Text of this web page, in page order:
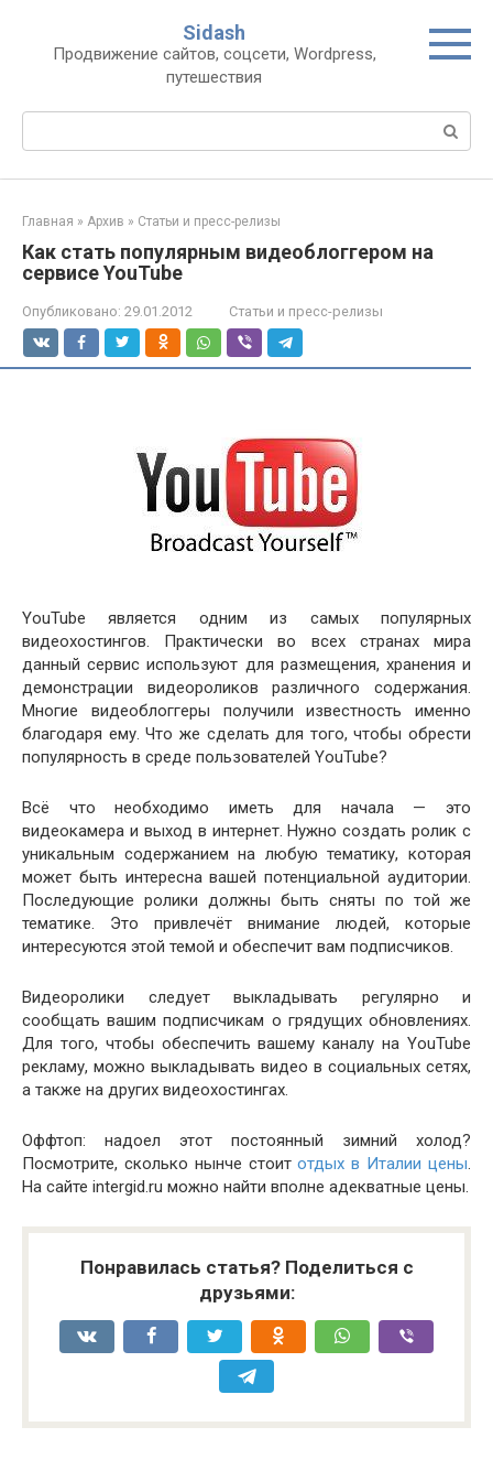
контенту
Sidash
Продвижение сайтов, соцсети, Wordpress,
путешествия
Главная » Архив » Статьи и пресс-релизы
Как стать популярным видеоблоггером на
сервисе YouTube
Опубликовано: 29.01.2012 Статьи и пресс-релизы
YouTube является одним из самых популярных
видеохостингов. Практически во всех странах мира
данный сервис используют для размещения, хранения и
демонстрации видеороликов различного содержания.
Многие видеоблоггеры получили известность именно
благодаря ему. Что же сделать для того, чтобы обрести
популярность в среде пользователей YouTube?
Всё что необходимо иметь для начала — это
видеокамера и выход в интернет. Нужно создать ролик с
уникальным содержанием на любую тематику, которая
может быть интересна вашей потенциальной аудитории.
Последующие ролики должны быть сняты по той же
тематике. Это привлечёт внимание людей, которые
интересуются этой темой и обеспечит вам подписчиков.
Видеоролики следует выкладывать регулярно и
сообщать вашим подписчикам о грядущих обновлениях.
Для того, чтобы обеспечить вашему каналу на YouTube
рекламу, можно выкладывать видео в социальных сетях,
а также на других видеохостингах.
Оффтоп: надоел этот постоянный зимний холод?
Посмотрите, сколько нынче стоитотдых в Италии цены.
На сайте intergid.ru можно найти вполне адекватные цены.
Понравилась статья? Поделиться с
друзьями: